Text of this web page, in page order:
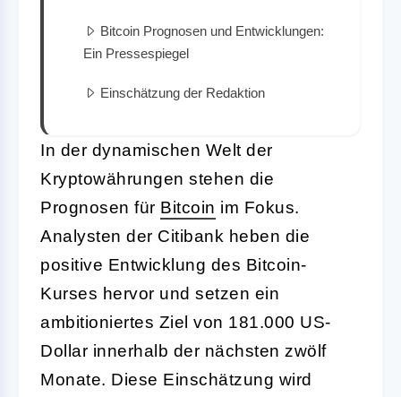
Bitcoin Prognosen und Entwicklungen:
Ein Pressespiegel
Einschätzung der Redaktion
In der dynamischen Welt der
Kryptowährungen stehen die
Prognosen für Bitcoin im Fokus.
Analysten der Citibank heben die
positive Entwicklung des Bitcoin-
Kurses hervor und setzen ein
ambitioniertes Ziel von 181.000 US-
Dollar innerhalb der nächsten zwölf
Monate. Diese Einschätzung wird